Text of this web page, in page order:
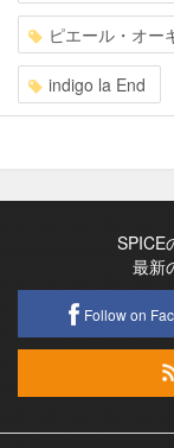
ピエール・オー
indigo la End
SPICE
最新
Follow on